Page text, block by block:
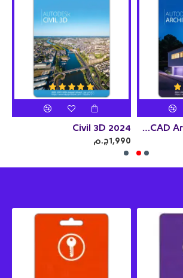
Autodesk AutoCAD Architecture 2024
Civil 3D 2024
1,990ج.م